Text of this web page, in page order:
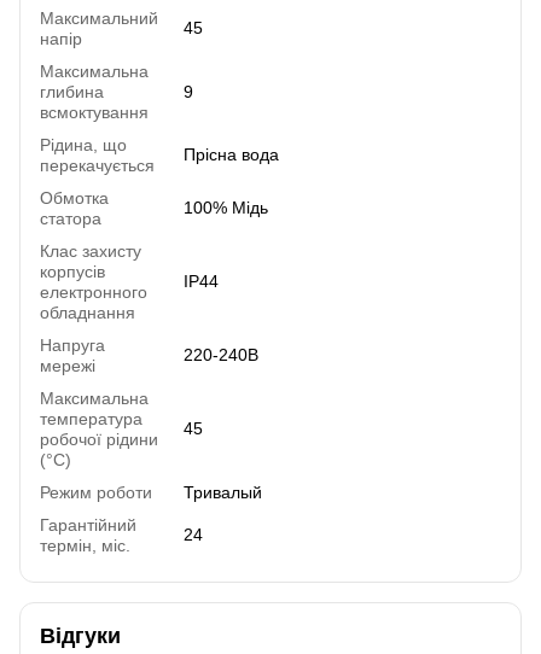
Максимальний
напір
45
Максимальна
глибина
всмоктування
9
Рідина, що
перекачується
Прісна вода
Обмотка
статора
100% Мідь
Клас захисту
корпусів
електронного
обладнання
IP44
Напруга
мережі
220-240В
Максимальна
температура
робочої рідини
(°C)
45
Режим роботи
Тривалый
Гарантійний
термін, міс.
24
Відгуки